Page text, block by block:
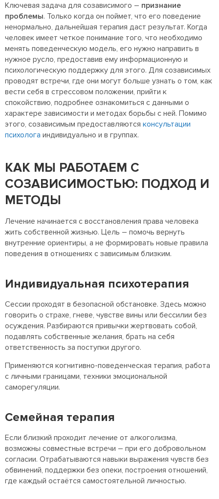
Ключевая задача для созависимого – признание
проблемы. Только когда он поймет, что его поведение
ненормально, дальнейшая терапия даст результат. Когда
человек имеет четкое понимание того, что необходимо
менять поведенческую модель, его нужно направить в
нужное русло, предоставив ему информационную и
психологическую поддержку для этого. Для созависимых
проводят встречи, где они могут больше узнать о том, как
вести себя в стрессовом положении, прийти к
спокойствию, подробнее ознакомиться с данными о
характере зависимости и методах борьбы с ней. Помимо
этого, созависимым предоставляются консультации
психолога индивидуально и в группах.
КАК МЫ РАБОТАЕМ С
СОЗАВИСИМОСТЬЮ: ПОДХОД И
МЕТОДЫ
Лечение начинается с восстановления права человека
жить собственной жизнью. Цель – помочь вернуть
внутренние ориентиры, а не формировать новые правила
поведения в отношениях с зависимым близким.
Индивидуальная психотерапия
Сессии проходят в безопасной обстановке. Здесь можно
говорить о страхе, гневе, чувстве вины или бессилии без
осуждения. Разбираются привычки жертвовать собой,
подавлять собственные желания, брать на себя
ответственность за поступки другого.
Применяются когнитивно-поведенческая терапия, работа
с личными границами, техники эмоциональной
саморегуляции.
Семейная терапия
Если близкий проходит лечение от алкоголизма,
возможны совместные встречи – при его добровольном
согласии. Отрабатываются навыки выражения чувств без
обвинений, поддержки без опеки, построения отношений,
где каждый остаётся самостоятельной личностью.